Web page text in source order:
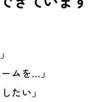
ムを…」
たい」